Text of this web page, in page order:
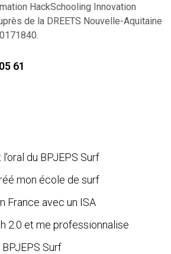
HackSchooling Innovation
de la DREETS Nouvelle-Aquitaine
61
du BPJEPS Surf
mon école de surf
France avec un ISA
2.0 et me professionnalise
Surf